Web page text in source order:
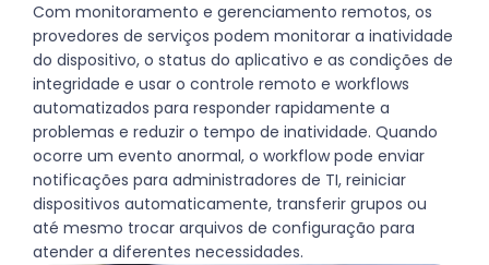
Com monitoramento e gerenciamento remotos, os
provedores de serviços podem monitorar a inatividade
do dispositivo, o status do aplicativo e as condições de
integridade e usar o controle remoto e workflows
automatizados para responder rapidamente a
problemas e reduzir o tempo de inatividade. Quando
ocorre um evento anormal, o workflow pode enviar
notificações para administradores de TI, reiniciar
dispositivos automaticamente, transferir grupos ou
até mesmo trocar arquivos de configuração para
atender a diferentes necessidades.